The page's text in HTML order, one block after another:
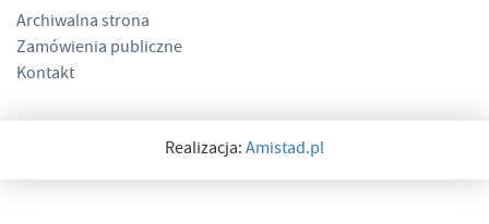
Archiwalna strona
Zamówienia publiczne
Kontakt
Realizacja:Amistad.pl